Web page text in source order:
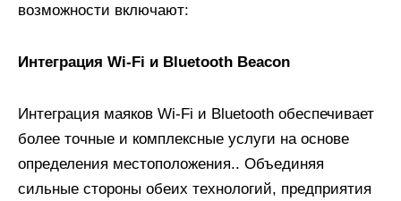
возможности включают:
Интеграция Wi-Fi и Bluetooth Beacon
Интеграция маяков Wi-Fi и Bluetooth обеспечивает
более точные и комплексные услуги на основе
определения местоположения.. Объединяя
сильные стороны обеих технологий, предприятия